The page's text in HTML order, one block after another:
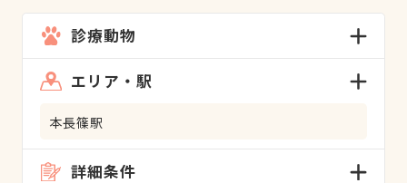
診療動物
エリア・駅
本長篠駅
詳細条件